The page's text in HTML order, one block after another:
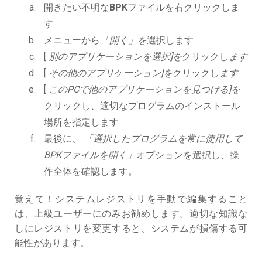
開きたい不明なBPKファイルを右クリックしま
す
メニューから
「開く」を選択します
[ 別のアプリケーションを選択]をクリックし ます
[ その他のアプリケーション]をクリックし ます
[ このPCで他のアプリケーションを見つける]を
クリックし、適切なプログラムのインストール
場所を指定します
最後に、
「選択したプログラムを常に使用して
BPKファイルを開く」 オプションを選択し、操
作全体を確認します。
覚えて！システムレジストリを手動で編集すること
は、上級ユーザーにのみお勧めします。適切な知識な
しにレジストリを変更すると、システムが損傷する可
能性があります。